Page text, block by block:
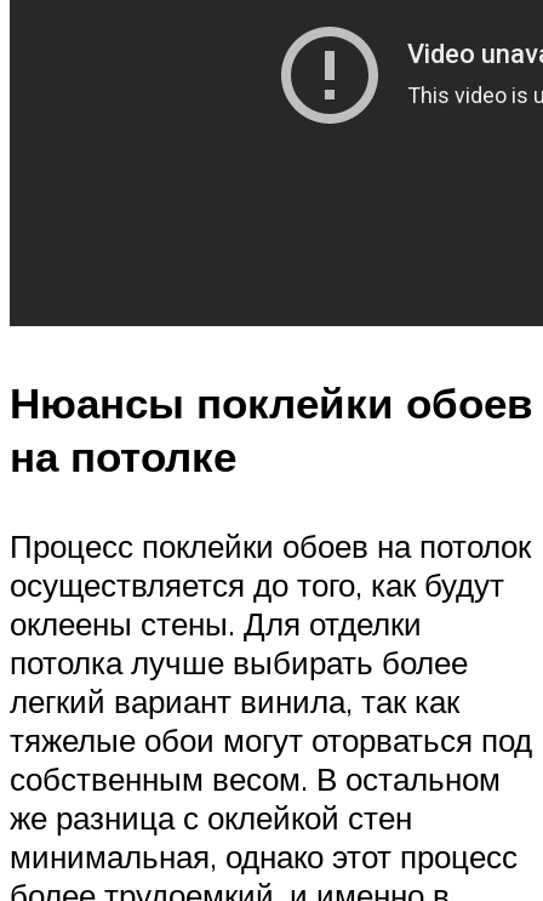
Нюансы поклейки обоев
на потолке
Процесс поклейки обоев на потолок
осуществляется до того, как будут
оклеены стены. Для отделки
потолка лучше выбирать более
легкий вариант винила, так как
тяжелые обои могут оторваться под
собственным весом. В остальном
же разница с оклейкой стен
минимальная, однако этот процесс